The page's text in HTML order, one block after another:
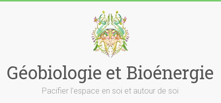
Géobiologie et Bioénergie
Pacifier l'espace en soi et autour de soi